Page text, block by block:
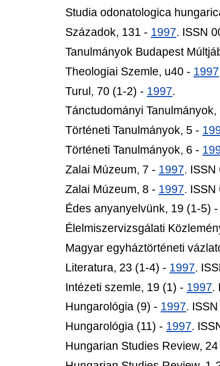
Studia odonatologica
Századok, 131 - 1997. ISSN
Tanulmányok Budapest
Theologiai Szemle, u40 - 1997
Turul, 70 (1-2) - 1997.
Tánctudományi
Történeti Tanulmányok, 5 -
Történeti Tanulmányok, 6 -
Zalai Múzeum, 7 - 1997.
Zalai Múzeum, 8 - 1997.
Édes anyanyelvünk, 19 (1-5)
Élelmiszervizsgálati
Magyar egyháztörténeti
Literatura, 23 (1-4) - 1997.
Intézeti szemle, 19 (1) - 1997.
Hungarológia (9) - 1997.
Hungarológia (11) - 1997.
Hungarian Studies Review,